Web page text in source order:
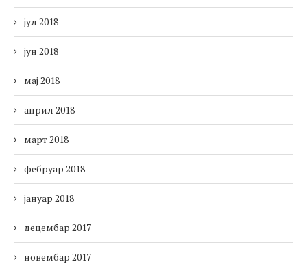
јул 2018
јун 2018
мај 2018
април 2018
март 2018
фебруар 2018
јануар 2018
децембар 2017
новембар 2017